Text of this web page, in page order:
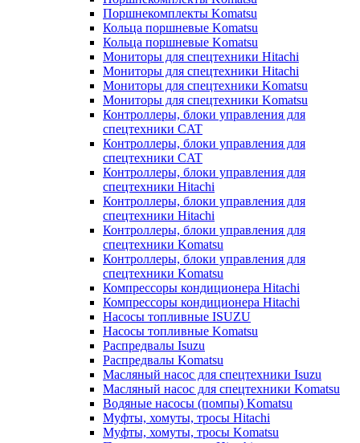
Поршнекомплекты Komatsu
Кольца поршневые Komatsu
Кольца поршневые Komatsu
Мониторы для спецтехники Hitachi
Мониторы для спецтехники Hitachi
Мониторы для спецтехники Komatsu
Мониторы для спецтехники Komatsu
Контроллеры, блоки управления для
спецтехники CAT
Контроллеры, блоки управления для
спецтехники CAT
Контроллеры, блоки управления для
спецтехники Hitachi
Контроллеры, блоки управления для
спецтехники Hitachi
Контроллеры, блоки управления для
спецтехники Komatsu
Контроллеры, блоки управления для
спецтехники Komatsu
Компрессоры кондиционера Hitachi
Компрессоры кондиционера Hitachi
Насосы топливные ISUZU
Насосы топливные Komatsu
Распредвалы Isuzu
Распредвалы Komatsu
Масляный насос для спецтехники Isuzu
Масляный насос для спецтехники Komatsu
Водяные насосы (помпы) Komatsu
Муфты, хомуты, тросы Hitachi
Муфты, хомуты, тросы Komatsu